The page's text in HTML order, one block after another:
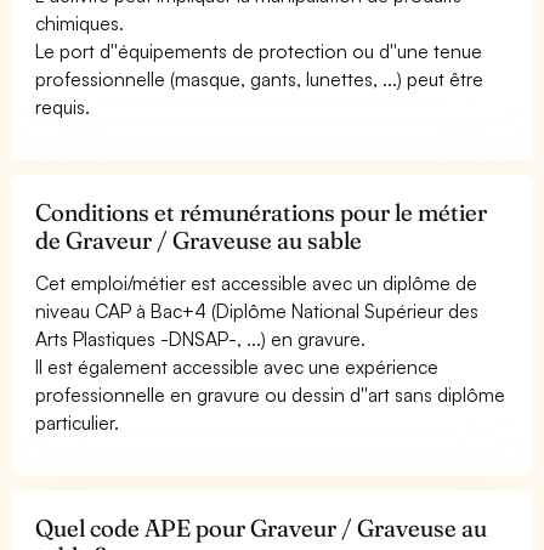
chimiques.
Le port d''équipements de protection ou d''une tenue
professionnelle (masque, gants, lunettes, ...) peut être
requis.
Conditions et rémunérations pour le métier
de Graveur / Graveuse au sable
Cet emploi/métier est accessible avec un diplôme de
niveau CAP à Bac+4 (Diplôme National Supérieur des
Arts Plastiques -DNSAP-, ...) en gravure.
Il est également accessible avec une expérience
professionnelle en gravure ou dessin d''art sans diplôme
particulier.
Quel code APE pour Graveur / Graveuse au